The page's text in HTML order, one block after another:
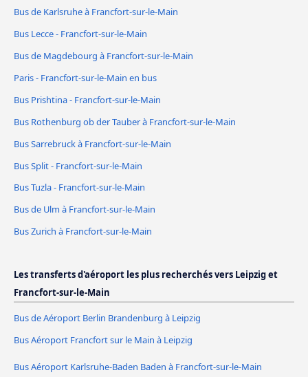
Bus de Karlsruhe à Francfort-sur-le-Main
Bus Lecce - Francfort-sur-le-Main
Bus de Magdebourg à Francfort-sur-le-Main
Paris - Francfort-sur-le-Main en bus
Bus Prishtina - Francfort-sur-le-Main
Bus Rothenburg ob der Tauber à Francfort-sur-le-Main
Bus Sarrebruck à Francfort-sur-le-Main
Bus Split - Francfort-sur-le-Main
Bus Tuzla - Francfort-sur-le-Main
Bus de Ulm à Francfort-sur-le-Main
Bus Zurich à Francfort-sur-le-Main
Les transferts d'aéroport les plus recherchés vers Leipzig et
Francfort-sur-le-Main
Bus de Aéroport Berlin Brandenburg à Leipzig
Bus Aéroport Francfort sur le Main à Leipzig
Bus Aéroport Karlsruhe-Baden Baden à Francfort-sur-le-Main